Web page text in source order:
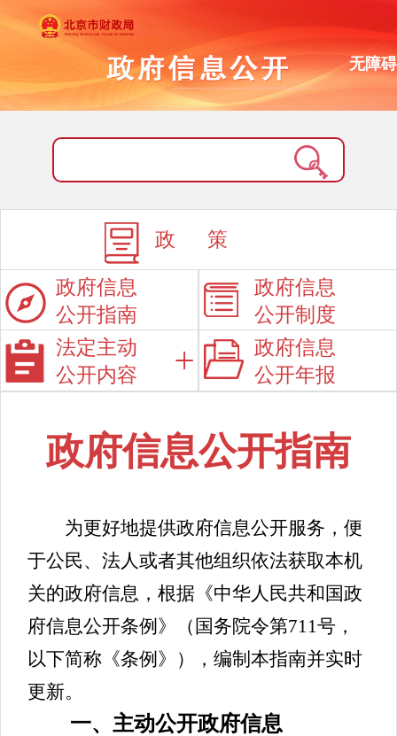
无障碍
政 策
政府信息
公开指南
政府信息
公开制度
法定主动
公开内容
政府信息
公开年报
政府信息公开指南
为更好地提供政府信息公开服务，便
于公民、法人或者其他组织依法获取本机
关的政府信息，根据《中华人民共和国政
府信息公开条例》（国务院令第711号，
以下简称《条例》），编制本指南并实时
更新。
一、主动公开政府信息